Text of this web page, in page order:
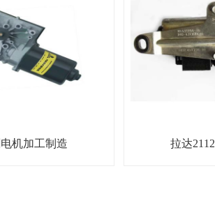
机加工制造 拉达